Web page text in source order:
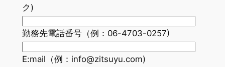
ク)
勤務先電話番号（例：06-4703-0257)
E:mail（例：info@zitsuyu.com)